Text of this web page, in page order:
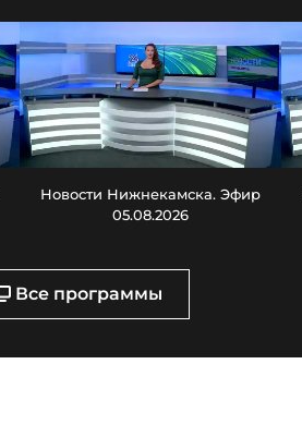
Новости Нижнекамска. Эфир
05.08.2026
Все программы